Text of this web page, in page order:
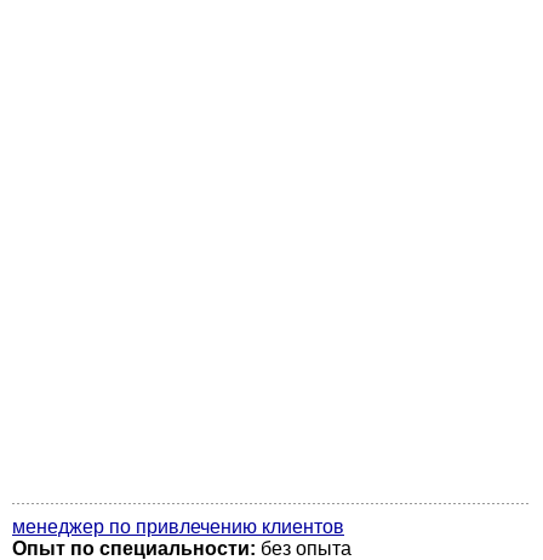
менеджер по привлечению клиентов
Опыт по специальности: без опыта